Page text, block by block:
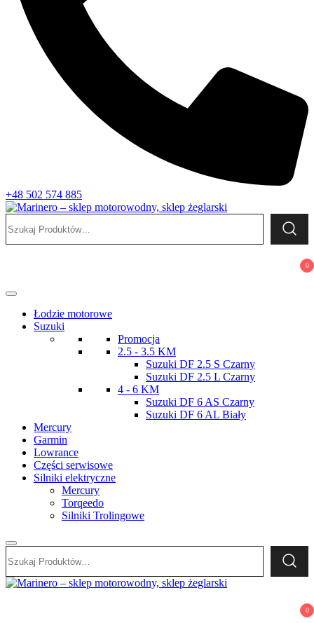
+48 502 574 885
Marinero – sklep motorowodny, sklep żeglarski
Sklep motorowodny, Sklep żeglarski, części do silników,
wyposażenie łodzi motorowych, elektronika morska
0
Łodzie motorowe
Suzuki
Promocja
2.5 - 3.5 KM
Suzuki DF 2.5 S Czarny
Suzuki DF 2.5 L Czarny
4 - 6 KM
Suzuki DF 6 AS Czarny
Suzuki DF 6 AL Biały
Mercury
Garmin
Lowrance
Części serwisowe
Silniki elektryczne
Mercury
Torqeedo
Silniki Trolingowe
0